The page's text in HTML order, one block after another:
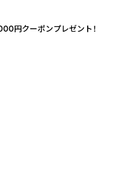
円クーポンプレゼント！